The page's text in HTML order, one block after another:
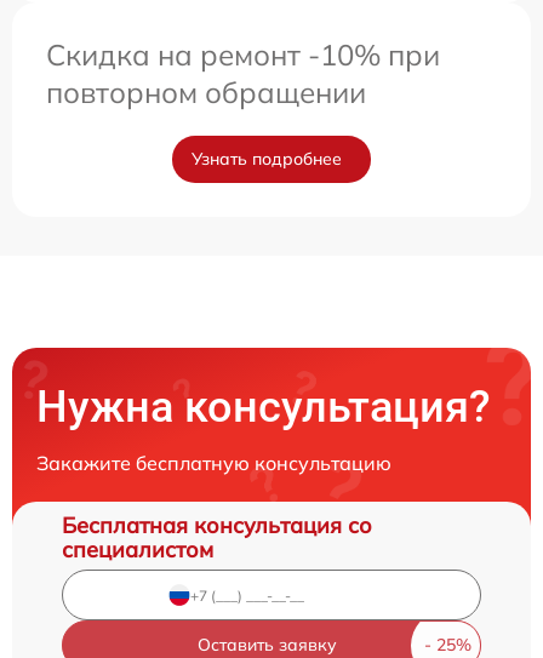
Скидка на ремонт -10% при
повторном обращении
Узнать подробнее
Нужна консультация?
Закажите бесплатную консультацию
Бесплатная консультация со
специалистом
Оставить заявку